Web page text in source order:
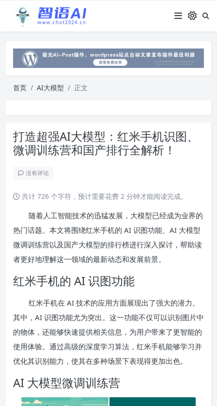
首页 AI大模型 正文
打造超强AI大模型：红米手机识图、
微调训练营和国产排行全解析！
没有评论
共计 726 个字符，预计需要花费 2 分钟才能阅读完成。
随着人工智能技术的迅猛发展，大模型已经成为业界的
热门话题。本文将围绕红米手机的 AI 识图功能、AI 大模型
微调训练营以及国产大模型的排行榜进行深入探讨，帮助读
者更好地理解这一领域的最新动态和发展前景。
红米手机的 AI 识图功能
红米手机在 AI 技术的应用方面展现出了强大的潜力。
其中，AI 识图功能尤为突出。这一功能不仅可以识别图片中
的物体，还能够快速提供相关信息，为用户带来了更智能的
使用体验。通过高级的深度学习算法，红米手机能够学习并
优化其识别能力，使其在多种场景下表现得更加出色。
AI 大模型微调训练营